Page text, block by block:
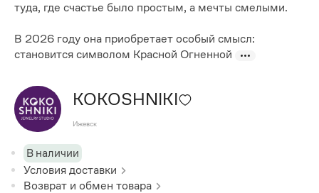
туда, где счастье было простым, а мечты смелыми.
В 2026 году она приобретает особый смысл:
становится символом Красной Огненной
KOKOSHNIKI
Ижевск
В наличии
Условия доставки
Возврат и обмен товара